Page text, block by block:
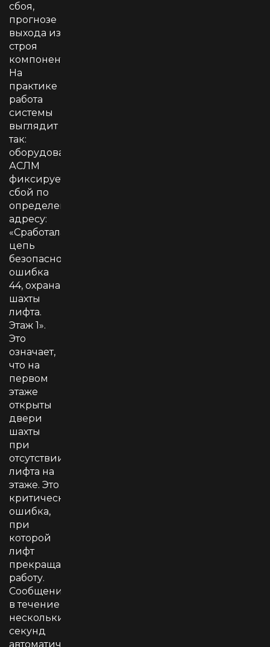
сбоя,
прогнозе
выхода из
строя
компонентов.
На
практике
работа
системы
выглядит
так:
оборудование
АСЛМ
фиксирует
сбой по
определенному
адресу:
«Сработала
цепь
безопасности:
ошибка
44, охрана
шахты
лифта.
Этаж 1».
Это
означает,
что на
первом
этаже
открыты
двери
шахты
при
отсутствии
лифта на
этаже. Это
критическая
ошибка,
при
которой
лифт
прекращает
работу.
Сообщение
в течение
нескольких
секунд
автоматически